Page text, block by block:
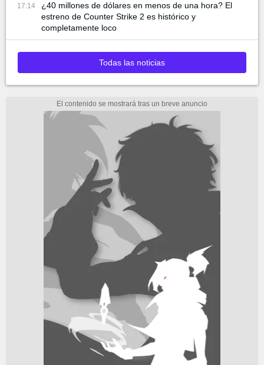
17:14
¿40 millones de dólares en menos de una hora? El
estreno de Counter Strike 2 es histórico y
completamente loco
Todas las noticias